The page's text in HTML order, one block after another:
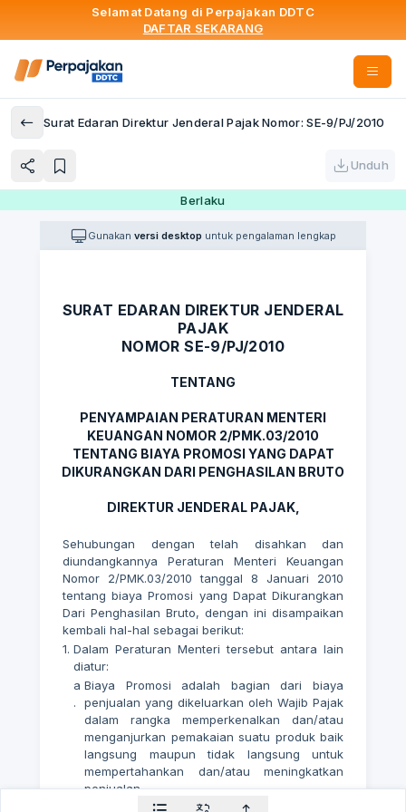
Selamat Datang di Perpajakan DDTC
DAFTAR SEKARANG
Surat Edaran Direktur Jenderal Pajak Nomor: SE-9/PJ/2010
Unduh
Berlaku
Gunakan versi desktop untuk pengalaman lengkap
SURAT EDARAN DIREKTUR JENDERAL
PAJAK
NOMOR SE-9/PJ/2010
TENTANG
PENYAMPAIAN PERATURAN MENTERI
KEUANGAN NOMOR 2/PMK.03/2010
TENTANG BIAYA PROMOSI YANG DAPAT
DIKURANGKAN DARI PENGHASILAN BRUTO
DIREKTUR JENDERAL PAJAK,
Sehubungan dengan telah disahkan dan
diundangkannya Peraturan Menteri Keuangan
Nomor 2/PMK.03/2010 tanggal 8 Januari 2010
tentang biaya Promosi yang Dapat Dikurangkan
Dari Penghasilan Bruto, dengan ini disampaikan
kembali hal-hal sebagai berikut:
1. Dalam Peraturan Menteri tersebut antara lain
diatur:
a
.
Biaya Promosi adalah bagian dari biaya
penjualan yang dikeluarkan oleh Wajib Pajak
dalam rangka memperkenalkan dan/atau
menganjurkan pemakaian suatu produk baik
langsung maupun tidak langsung untuk
mempertahankan dan/atau meningkatkan
penjualan.
Besarnya Biaya Promosi yang dapat